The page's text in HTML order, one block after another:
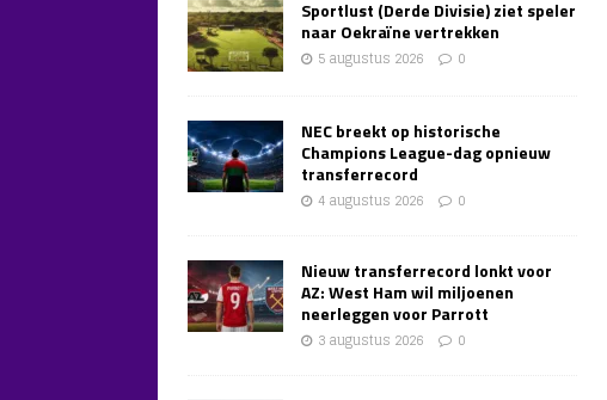
Sportlust (Derde Divisie) ziet speler
naar Oekraïne vertrekken
5 augustus 2026 0
NEC breekt op historische
Champions League-dag opnieuw
transferrecord
4 augustus 2026 0
Nieuw transferrecord lonkt voor
AZ: West Ham wil miljoenen
neerleggen voor Parrott
3 augustus 2026 0